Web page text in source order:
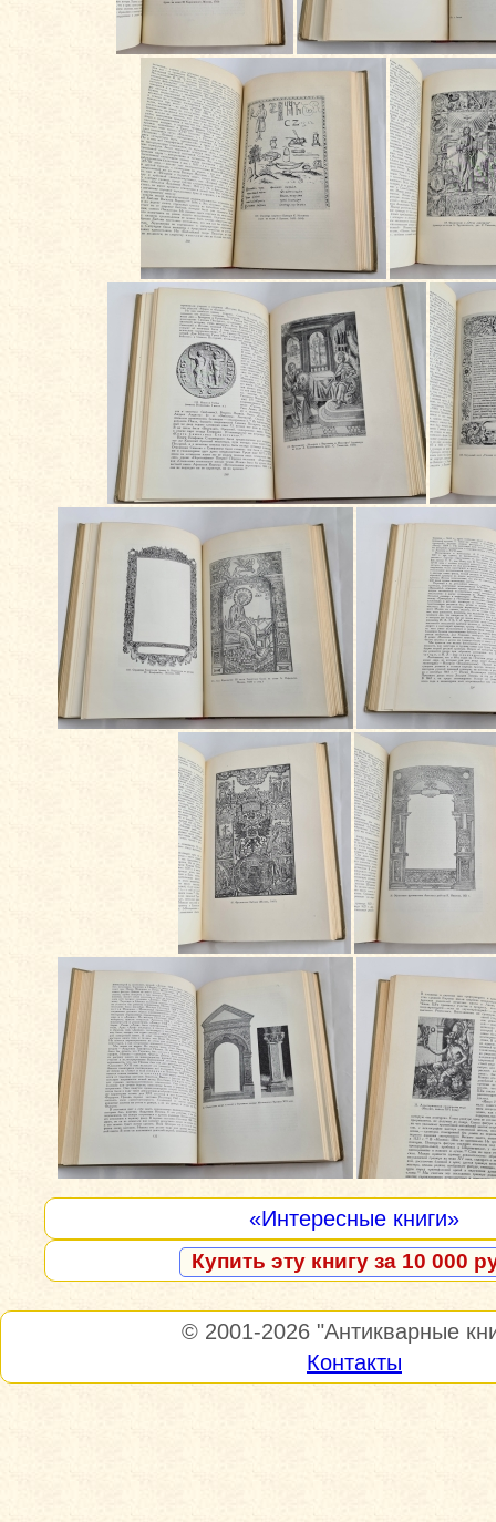
«Интересные книги»
Купить эту книгу за 10 000
© 2001-2026 "Антикварные
Контакты